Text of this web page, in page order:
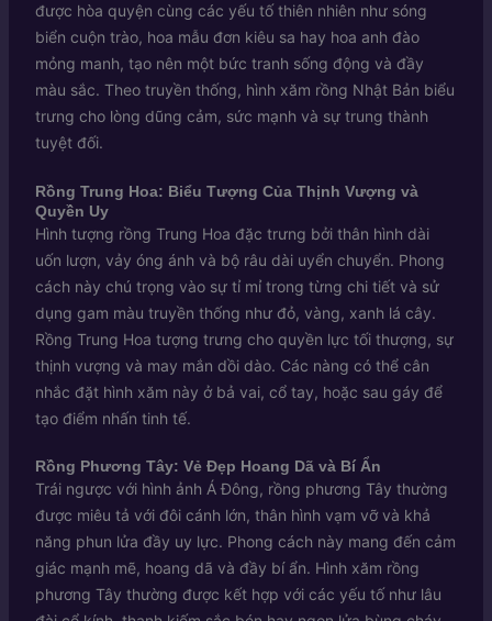
được hòa quyện cùng các yếu tố thiên nhiên như sóng
biển cuộn trào, hoa mẫu đơn kiêu sa hay hoa anh đào
mỏng manh, tạo nên một bức tranh sống động và đầy
màu sắc. Theo truyền thống, hình xăm rồng Nhật Bản biểu
trưng cho lòng dũng cảm, sức mạnh và sự trung thành
tuyệt đối.
Rồng Trung Hoa: Biểu Tượng Của Thịnh Vượng và
Quyền Uy
Hình tượng rồng Trung Hoa đặc trưng bởi thân hình dài
uốn lượn, vảy óng ánh và bộ râu dài uyển chuyển. Phong
cách này chú trọng vào sự tỉ mỉ trong từng chi tiết và sử
dụng gam màu truyền thống như đỏ, vàng, xanh lá cây.
Rồng Trung Hoa tượng trưng cho quyền lực tối thượng, sự
thịnh vượng và may mắn dồi dào. Các nàng có thể cân
nhắc đặt hình xăm này ở bả vai, cổ tay, hoặc sau gáy để
tạo điểm nhấn tinh tế.
Rồng Phương Tây: Vẻ Đẹp Hoang Dã và Bí Ẩn
Trái ngược với hình ảnh Á Đông, rồng phương Tây thường
được miêu tả với đôi cánh lớn, thân hình vạm vỡ và khả
năng phun lửa đầy uy lực. Phong cách này mang đến cảm
giác mạnh mẽ, hoang dã và đầy bí ẩn. Hình xăm rồng
phương Tây thường được kết hợp với các yếu tố như lâu